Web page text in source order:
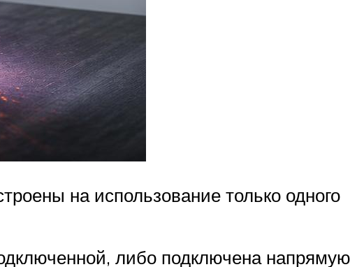
на использование только одного
либо подключена напрямую